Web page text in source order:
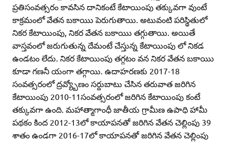
ప్రతిసంవత్సరం కావసిన దానికంటే కేటాయింపు తక్కువగా వుంటే
కాక్రమంలో వేతన బకాయిు పెరుగుతాయి. అటువంటి పరిస్థితులో
నికర కేటాయింపు, నికర వేతన బకాయిు తగ్గుతాయి. అయితే
వాస్తవంలో జరుగుతున్న దేమంటే చేస్తున్న కేటాయింపు లో నికడ
ఉండటం లేదు. నికర కేటాయింపు తగ్గటం వన నికర వేతన బకాయిు
కూడా గణనీ యంగా తగ్గాయి. ఉదాహరణకు 2017-18
సంవత్సరంలో ద్రవ్య్బోణం సర్దుబాటు చేసిన తరువాత జరిగిన
కేటాయింపు 2010-11సంవత్సరంలో జరిగిన కేటాయింపు కంటే
తక్కువగా ఉంది. మహాత్మాగాంధీ జాతీయ గ్రామీణ ఉపాధి హామీ
పథకం కింద 2012-13లో కాయాపనతో జరిగిన వేతన చెల్లింపు 39
శాతం ఉండగా 2016-17లో కాయాపనతో జరిగిన వేతన చెల్లింపు